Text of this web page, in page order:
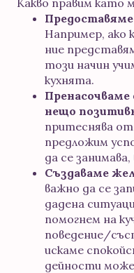
Например, ако
ние
този начин
кухнята.
нещо
притеснява
предложим
да се
Създаваме
важно да се
дадена
помогнем на
поведение/
искаме
дейности